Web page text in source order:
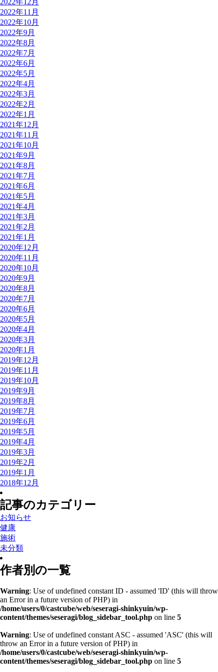
2022年12月
2022年11月
2022年10月
2022年9月
2022年8月
2022年7月
2022年6月
2022年5月
2022年4月
2022年3月
2022年2月
2022年1月
2021年12月
2021年11月
2021年10月
2021年9月
2021年8月
2021年7月
2021年6月
2021年5月
2021年4月
2021年3月
2021年2月
2021年1月
2020年12月
2020年11月
2020年10月
2020年9月
2020年8月
2020年7月
2020年6月
2020年5月
2020年4月
2020年3月
2020年1月
2019年12月
2019年11月
2019年10月
2019年9月
2019年8月
2019年7月
2019年6月
2019年5月
2019年4月
2019年3月
2019年2月
2019年1月
2018年12月
記事のカテゴリー
お知らせ
健康
施術
未分類
作者別の一覧
Warning: Use of undefined constant ID - assumed 'ID' (this will throw
an Error in a future version of PHP) in
/home/users/0/castcube/web/seseragi-shinkyuin/wp-
content/themes/seseragi/blog_sidebar_tool.php on line 5
Warning: Use of undefined constant ASC - assumed 'ASC' (this will
throw an Error in a future version of PHP) in
/home/users/0/castcube/web/seseragi-shinkyuin/wp-
content/themes/seseragi/blog_sidebar_tool.php on line 5